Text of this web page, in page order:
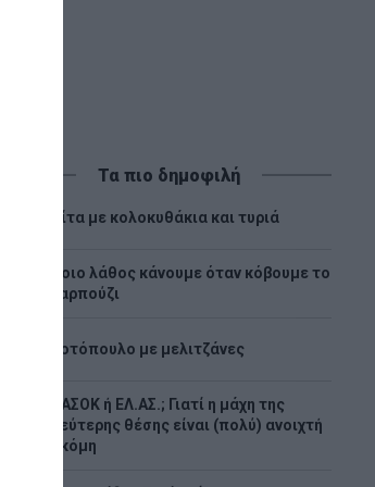
Τα πιο δημοφιλή
Πίτα με κολοκυθάκια και τυριά
Ποιο λάθος κάνουμε όταν κόβουμε το
καρπούζι
Κοτόπουλο με μελιτζάνες
ΠΑΣΟΚ ή ΕΛ.ΑΣ.; Γιατί η μάχη της
δεύτερης θέσης είναι (πολύ) ανοιχτή
ακόμη